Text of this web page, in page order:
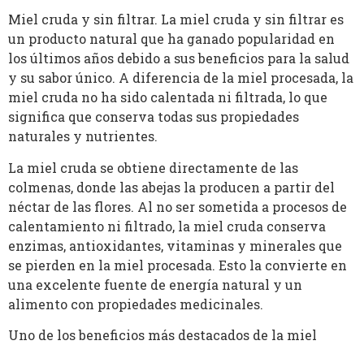
Miel cruda y sin filtrar. La miel cruda y sin filtrar es
un producto natural que ha ganado popularidad en
los últimos años debido a sus beneficios para la salud
y su sabor único. A diferencia de la miel procesada, la
miel cruda no ha sido calentada ni filtrada, lo que
significa que conserva todas sus propiedades
naturales y nutrientes.
La miel cruda se obtiene directamente de las
colmenas, donde las abejas la producen a partir del
néctar de las flores. Al no ser sometida a procesos de
calentamiento ni filtrado, la miel cruda conserva
enzimas, antioxidantes, vitaminas y minerales que
se pierden en la miel procesada. Esto la convierte en
una excelente fuente de energía natural y un
alimento con propiedades medicinales.
Uno de los beneficios más destacados de la miel